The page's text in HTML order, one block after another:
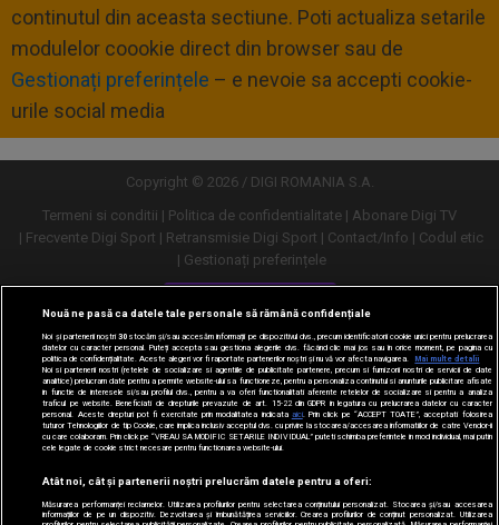
continutul din aceasta sectiune. Poti actualiza setarile
modulelor coookie direct din browser sau de
Gestionați preferințele – e nevoie sa accepti cookie-
urile social media
Copyright © 2026 / DIGI ROMANIA S.A.
Termeni si conditii
Politica de confidentialitate
Abonare Digi TV
Frecvente Digi Sport
Retransmisie Digi Sport Contact/Info
Codul etic
Gestionați preferințele
Versiune desktop
Nouă ne pasă ca datele tale personale să rămână confidențiale
Noi și partenerii noștri30stocăm și/sau accesăm informații pe dispozitivul dvs., precum identificatorii cookie unici pentru prelucrarea
datelor cu caracter personal. Puteți accepta sau gestiona alegerile dvs. făcând clic mai jos sau în orice moment, pe pagina cu
politica de confidențialitate. Aceste alegeri vor fi raportate partenerilor noștri și nu vă vor afecta navigarea.
Mai multe detalii
Noi si partenerii nostri (retelele de socializare si agentiile de publicitate partenere, precum si furnizorii nostri de servicii de date
analitice) prelucram date pentru a permite website-ului sa functioneze, pentru a personaliza continutul si anunturile publicitare afisate
in functie de interesele si/sau profilul dvs., pentru a va oferi functionalitati aferente retelelor de socializare si pentru a analiza
traficul pe website. Beneficiati de drepturile prevazute de art. 15-22 din GDPR in legatura cu prelucrarea datelor cu caracter
personal. Aceste drepturi pot fi exercitate prin modalitatea indicata aici. Prin click pe “ACCEPT TOATE”, acceptati folosirea
tuturor Tehnologiilor de tip Cookie, care implica inclusiv acceptul dvs. cu privire la stocarea/accesarea informatiilor de catre Vendor-ii
cu care colaboram. Prin click pe “VREAU SA MODIFIC SETARILE INDIVIDUAL” puteti schimba preferintele in mod individual, mai putin
cele legate de cookie strict necesare pentru functionarea website-ului.
Atât noi, cât și partenerii noștri prelucrăm datele pentru a oferi:
Măsurarea performanței reclamelor. Utilizarea profilurilor pentru selectarea conținutului personalizat. Stocarea și/sau accesarea
informațiilor de pe un dispozitiv. Dezvoltarea și îmbunătățirea serviciilor. Crearea profilurilor de conținut personalizat. Utilizarea